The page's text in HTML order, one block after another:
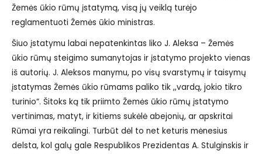
Žemės ūkio rūmų įstatymą, visą jų veiklą turėjo
reglamentuoti Žemės ūkio ministras.
Šiuo įstatymu labai nepatenkintas liko J. Aleksa – Žemės
ūkio rūmų steigimo sumanytojas ir įstatymo projekto vienas
iš autorių. J. Aleksos manymu, po visų svarstymų ir taisymų
įstatymas Žemės ūkio rūmams paliko tik ,,vardą, jokio tikro
turinio“. Šitoks ką tik priimto Žemės ūkio rūmų įstatymo
vertinimas, matyt, ir kitiems sukėlė abejonių, ar apskritai
Rūmai yra reikalingi. Turbūt dėl to net keturis mėnesius
delsta, kol galų gale Respublikos Prezidentas A. Stulginskis ir